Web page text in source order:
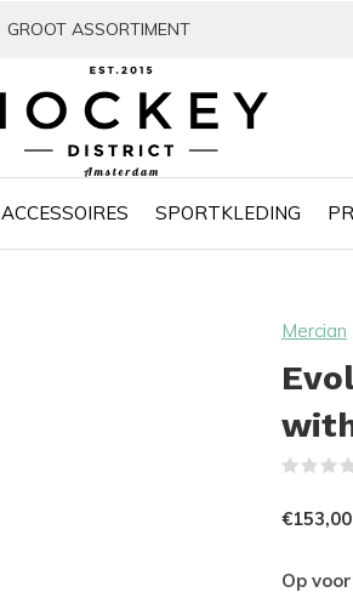
ACCESSOIRES SPORTKLEDING
GROOT ASSORTIMENT
Mercian
€153,00
Op